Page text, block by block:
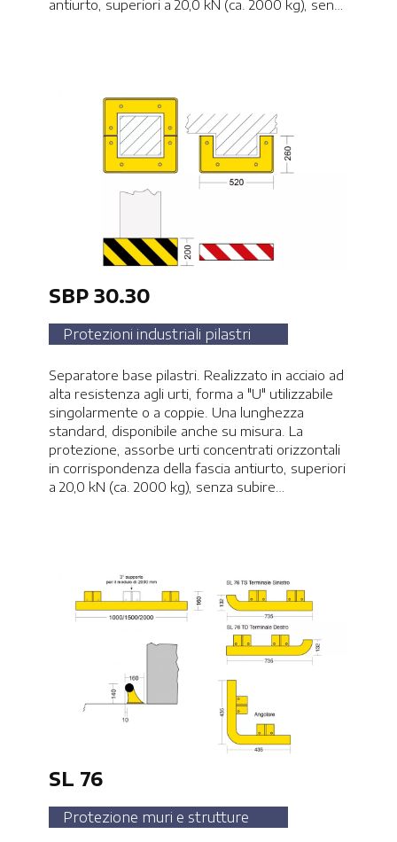
antiurto, superiori a 20,0 kN (ca. 2000 kg), senza
SBP 30.30
Protezioni industriali pilastri
Separatore base pilastri. Realizzato in acciaio ad
alta resistenza agli urti, forma a "U" utilizzabile
singolarmente o a coppie. Una lunghezza
standard, disponibile anche su misura. La
protezione, assorbe urti concentrati orizzontali
in corrispondenza della fascia antiurto, superiori
a 20,0 kN (ca. 2000 kg), senza subire
SL 76
Protezione muri e strutture